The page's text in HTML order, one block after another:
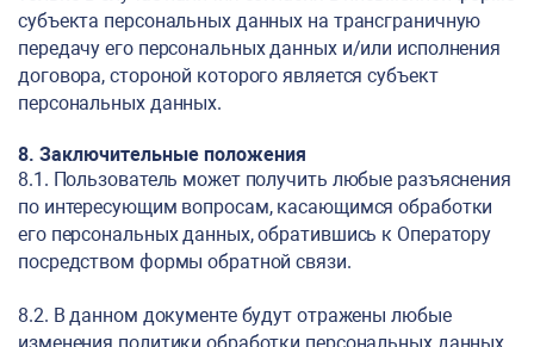
субъекта персональных данных на трансграничную
передачу его персональных данных и/или исполнения
договора, стороной которого является субъект
персональных данных.
8. Заключительные положения
8.1. Пользователь может получить любые разъяснения
по интересующим вопросам, касающимся обработки
его персональных данных, обратившись к Оператору
посредством формы обратной связи.
8.2. В данном документе будут отражены любые